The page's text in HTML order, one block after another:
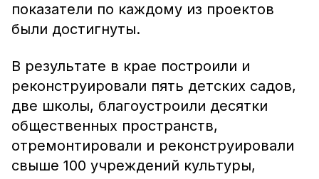
показатели по каждому из проектов
были достигнуты.
В результате в крае построили и
реконструировали пять детских садов,
две школы, благоустроили десятки
общественных пространств,
отремонтировали и реконструировали
свыше 100 учреждений культуры,